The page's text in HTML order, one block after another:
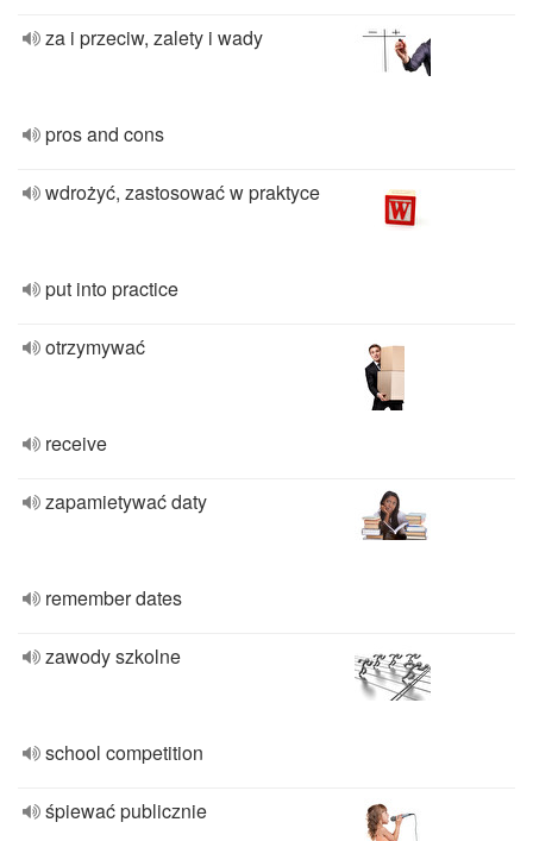
za i przeciw, zalety i wady
pros and cons
wdrożyć, zastosować w praktyce
put into practice
otrzymywać
receive
zapamietywać daty
remember dates
zawody szkolne
school competition
śpiewać publicznie